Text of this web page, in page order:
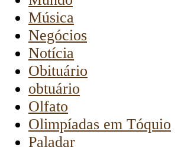
Música
Negócios
Notícia
Obituário
obtuário
Olfato
Olimpíadas em Tóquio
Paladar